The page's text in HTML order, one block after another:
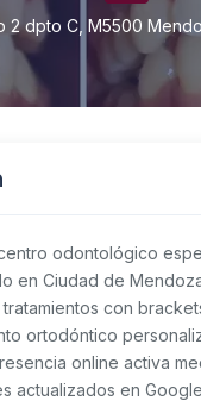
2 dpto C, M5500
odontológico
en Ciudad de
con
ortodóntico
online activa
actualizados en